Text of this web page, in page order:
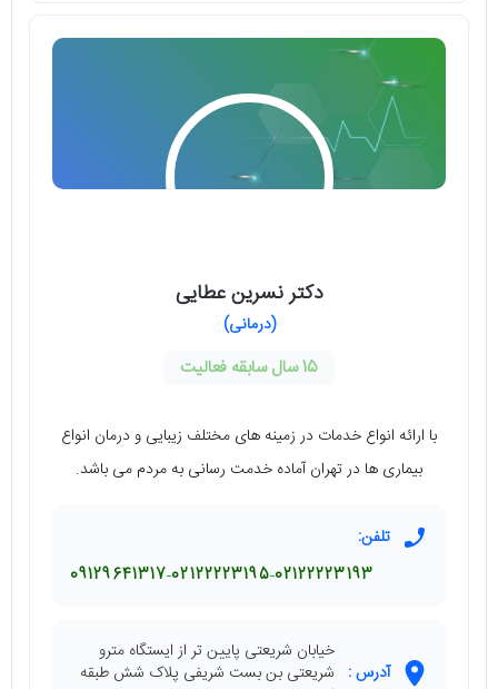
دکتر نسرین عطایی
(درمانی)
15 سال سابقه فعالیت
با ارائه انواع خدمات در زمینه های مختلف زیبایی و درمان انواع
بیماری ها در تهران آماده خدمت رسانی به مردم می باشد.
تلفن:
02122223193
02122223195
09129641317
آدرس :
خیابان شریعتی پایین تر از ایستگاه مترو
شریعتی بن بست شریفی پلاک شش طبقه